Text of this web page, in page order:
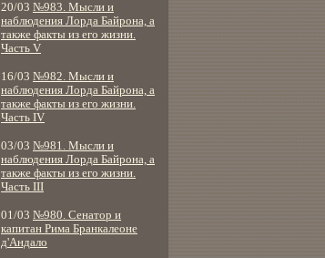
20/03 №983. Мысли и
наблюдения Лорда Байрона, а
также факты из его жизни.
Часть V
16/03 №982. Мысли и
наблюдения Лорда Байрона, а
также факты из его жизни.
Часть IV
03/03 №981. Мысли и
наблюдения Лорда Байрона, а
также факты из его жизни.
Часть III
01/03 №980. Сенатор и
капитан Рима Бранкалеоне
д'Андало